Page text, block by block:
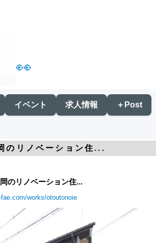
👀
イベント 求人情報 ＋Post
のリノベーション住...
のリノベーション住...
works/otoutonoie